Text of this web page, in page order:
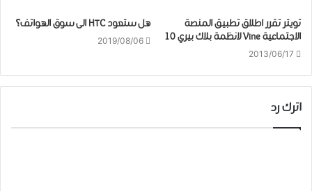
تويتر تقرر اطلاق تطبيق المنصة
الاجتماعية Vine لانظمة بلاك بيري ١٠
2013/06/17
هل ستعود HTC الى سوق الهواتف؟
2019/08/06
اترك رد